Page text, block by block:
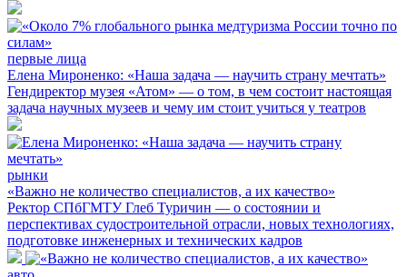
первые лица
Елена Мироненко: «Наша задача — научить страну мечтать»
Гендиректор музея «Атом» — о том, в чем состоит настоящая
задача научных музеев и чему им стоит учиться у театров
рынки
«Важно не количество специалистов, а их качество»
Ректор СПбГМТУ Глеб Туричин — о состоянии и
перспективах судостроительной отрасли, новых технологиях,
подготовке инженерных и технических кадров